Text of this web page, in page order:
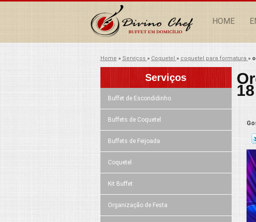
HOME
Home » Serviços » Coquetel » coquetel para formatura »
Serviços
Buffet de Escondidinho
Buffets de Coquetel
Buffets de Feijoada
Coquetel
Kit Buffet
Organização de Festa